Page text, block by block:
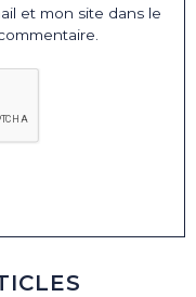
et mon site dans le